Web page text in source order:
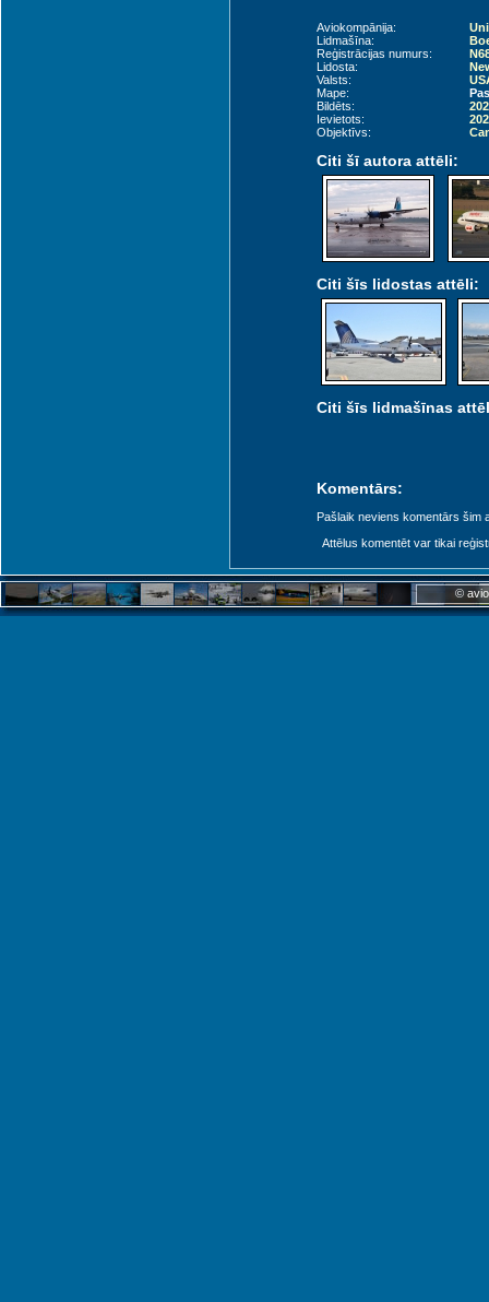
Aviokompānija:
Lidmašīna:
Reģistrācijas numurs:
Lidosta:
Valsts:
Mape:
Bildēts:
Ievietots:
Objektīvs:
Citi šī autora attēli:
Citi šīs lidostas attēli:
Citi šīs lidmašīnas
Komentārs:
Pašlaik neviens komentārs šim
Attēlus komentēt var tikai
©